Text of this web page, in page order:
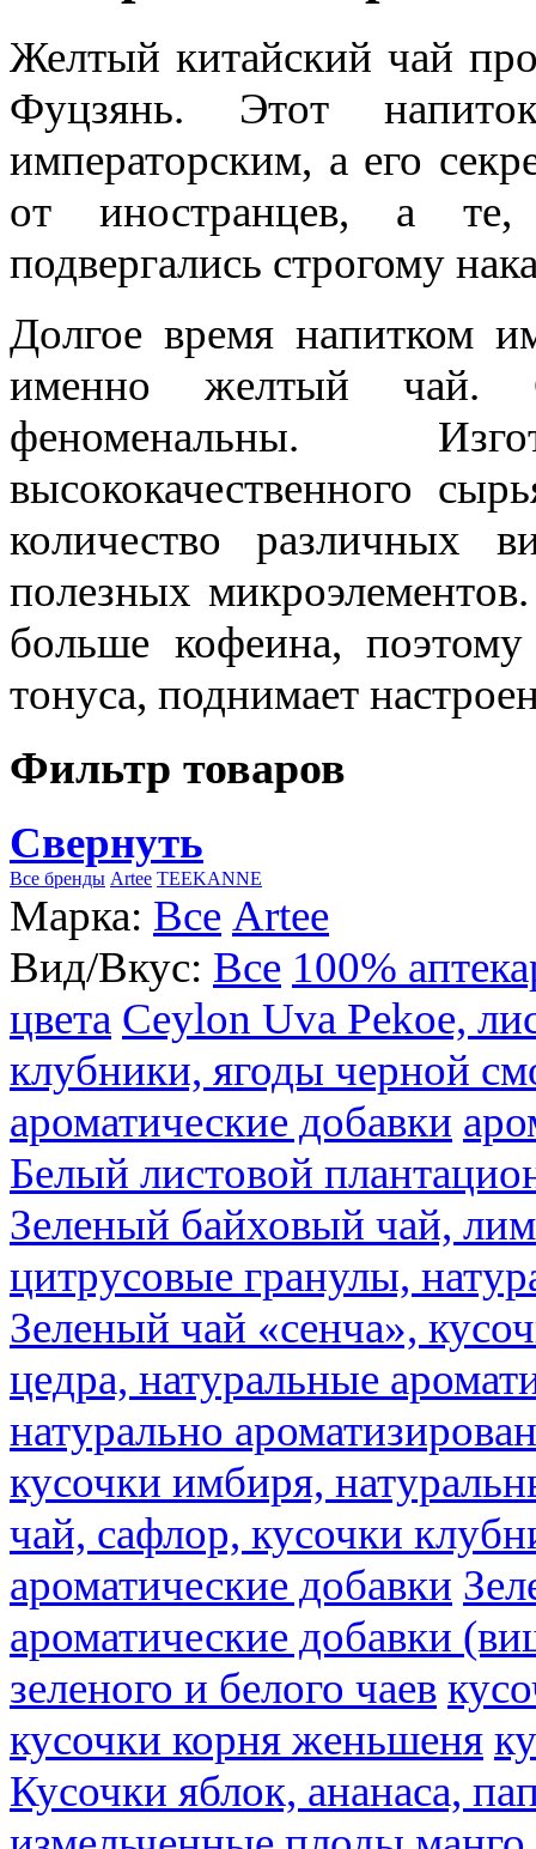
Желтый китайский чай
Фуцзянь. Этот
императорским, а его
от иностранцев, а
подвергались строгому
Долгое время напитком
именно желтый чай.
феноменальны.
высококачественного
количество различных
полезных
больше кофеина,
тонуса, поднимает
Фильтр товаров
Свернуть
Все бренды Artee TEEKANNE
Марка: Все Artee
Вид/Вкус: Все 100%
цвета Ceylon Uva Pekoe,
клубники, ягоды черной
ароматические добавки
Белый листовой
Зеленый байховый чай,
цитрусовые гранулы,
Зеленый чай «сенча»,
цедра, натуральные
натурально
кусочки имбиря,
чай, сафлор, кусочки
ароматические добавки
ароматические добавки
зеленого и белого чаев
кусочки корня женьшеня
Кусочки яблок, ананаса,